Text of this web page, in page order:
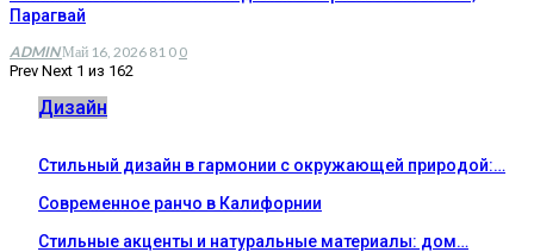
Парагвай
ADMINМай 16, 2026 81 0 0
Prev Next 1 из 162
Дизайн
Стильный дизайн в гармонии с окружающей природой:…
Современное ранчо в Калифорнии
Стильные акценты и натуральные материалы: дом…